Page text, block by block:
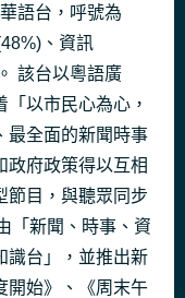
語台，呼號為
、資訊
該台以粵語廣
以市民心為心，
最全面的新聞時事
政府政策得以互相
節目，與聽眾同步
「新聞、時事、資
識台」，並推出新
開始》、《周末午